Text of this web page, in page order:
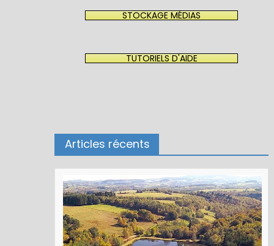
STOCKAGE MÉDIAS
TUTORIELS D'AIDE
Articles récents